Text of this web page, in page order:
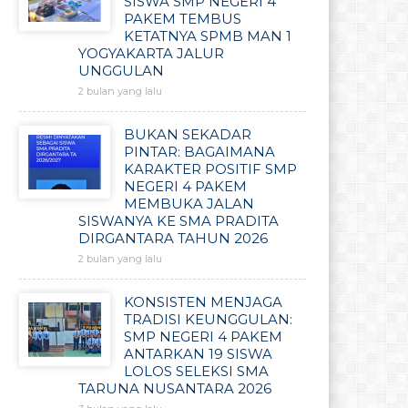
PAKEM TEMBUS
KETATNYA SPMB MAN 1
YOGYAKARTA JALUR
UNGGULAN
2 bulan yang lalu
BUKAN SEKADAR
PINTAR: BAGAIMANA
KARAKTER POSITIF SMP
NEGERI 4 PAKEM
MEMBUKA JALAN
SISWANYA KE SMA PRADITA
DIRGANTARA TAHUN 2026
2 bulan yang lalu
KONSISTEN MENJAGA
TRADISI KEUNGGULAN:
SMP NEGERI 4 PAKEM
ANTARKAN 19 SISWA
LOLOS SELEKSI SMA
TARUNA NUSANTARA 2026